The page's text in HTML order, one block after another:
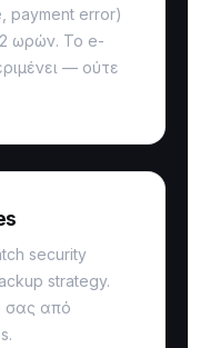
payment error)
ωρών. Το e-
— ούτε
security
strategy.
σας από